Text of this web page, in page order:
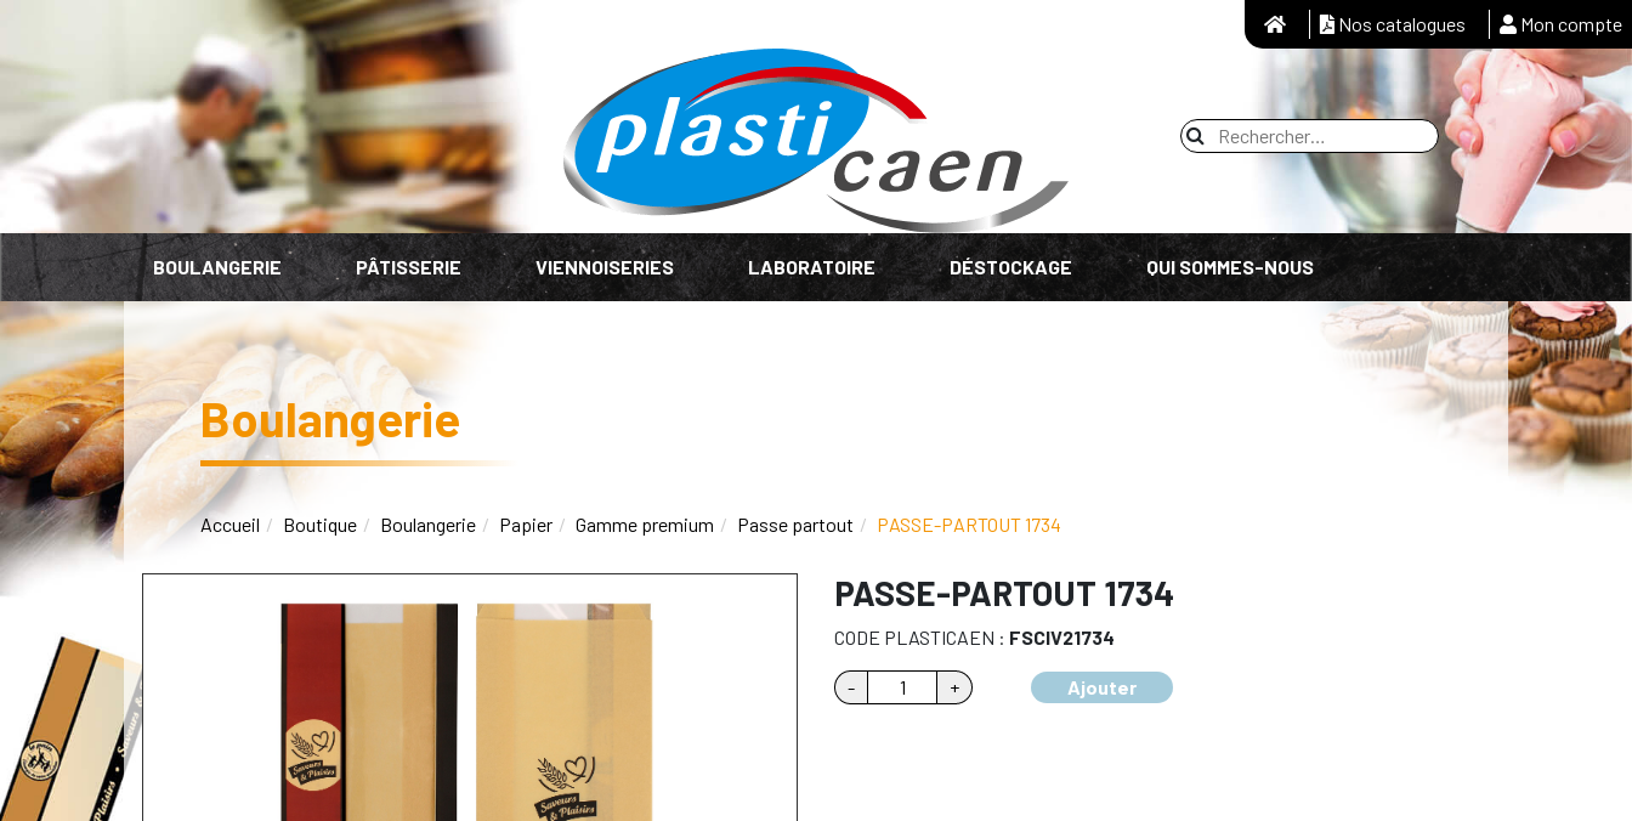
Nos catalogues Mon compte
BOULANGERIE PÂTISSERIE VIENNOISERIES LABORATOIRE DÉSTOCKAGE QUI SOMMES-NOUS
Boulangerie
Accueil Boutique Boulangerie Papier Gamme premium Passe partout PASSE-PARTOUT 1734
PASSE-PARTOUT 1734
CODE PLASTICAEN : FSCIV21734
-
quantité
de
+ Ajouter
Panneau de gestion des cookies